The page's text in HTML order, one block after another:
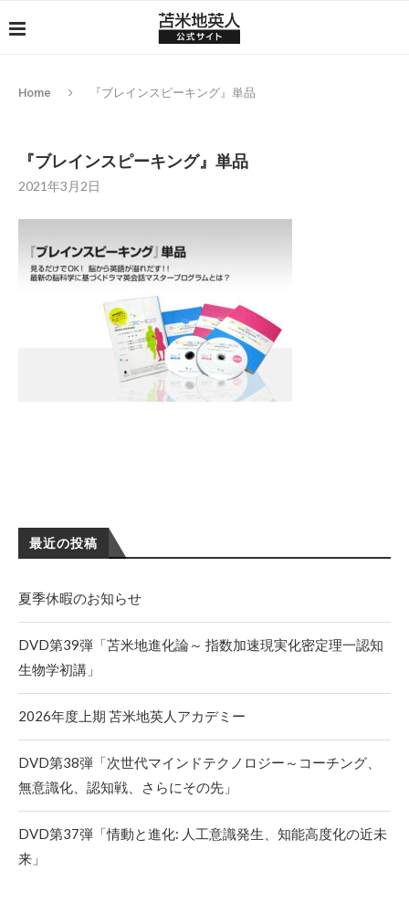
Home 『ブレインスピーキング』単品
『ブレインスピーキング』単品
2021年3月2日
最近の投稿
夏季休暇のお知らせ
DVD第39弾「苫米地進化論～ 指数加速現実化密定理一認知
生物学初講」
2026年度上期 苫米地英人アカデミー
DVD第38弾「次世代マインドテクノロジー～コーチング、
無意識化、認知戦、さらにその先」
DVD第37弾「情動と進化: 人工意識発生、知能高度化の近未
来」